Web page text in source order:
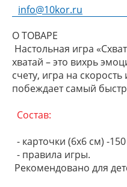
info@10kor.ru
О ТОВАРЕ
Настольная игра
хватай – это вихрь
счету, игра на
побеждает самый
Состав:
- карточки (6х6 см) -
- правила игры.
Рекомендовано для